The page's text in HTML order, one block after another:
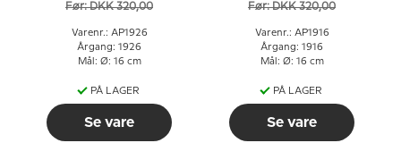
Før: DKK 320,00
Varenr.: AP1926
Årgang: 1926
Mål: Ø: 16 cm
PÅ LAGER
Se vare
Før: DKK 320,00
Varenr.: AP1916
Årgang: 1916
Mål: Ø: 16 cm
PÅ LAGER
Se vare